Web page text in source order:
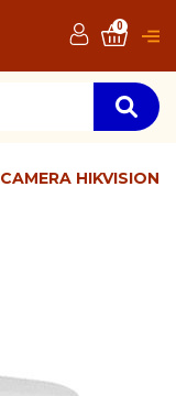
0
CAMERA HIKVISION